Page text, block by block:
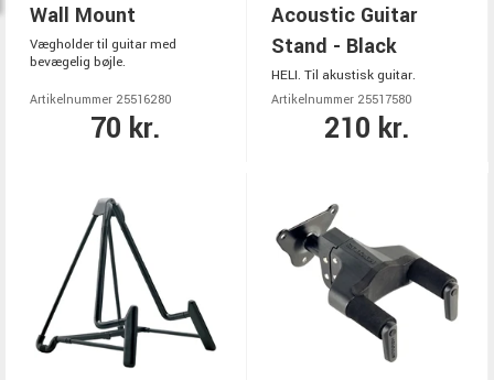
Wall Mount
Vægholder til guitar med
bevægelig bøjle.
Artikelnummer 25516280
70 kr.
Acoustic Guitar
Stand - Black
HELI. Til akustisk guitar.
Artikelnummer 25517580
210 kr.